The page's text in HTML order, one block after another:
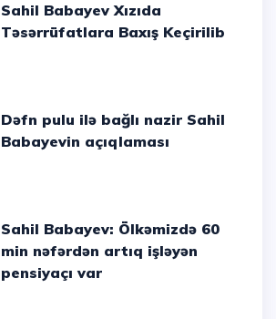
Sahil Babayev Xızıda
Təsərrüfatlara Baxış Keçirilib
Dəfn pulu ilə bağlı nazir Sahil
Babayevin açıqlaması
Sahil Babayev: Ölkəmizdə 60
min nəfərdən artıq işləyən
pensiyaçı var